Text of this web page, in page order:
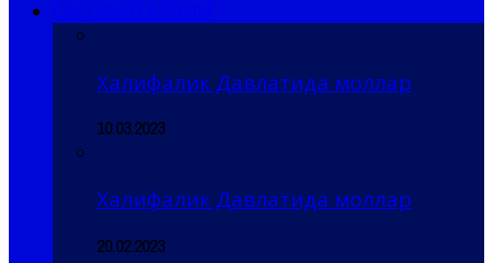
Халифалик Давлатида моллар
10.03.2023
Халифалик Давлатида моллар
20.02.2023